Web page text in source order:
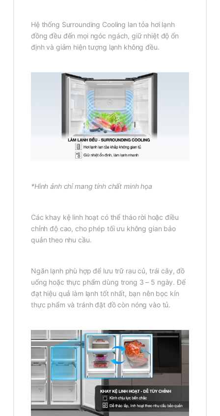
Hệ thống Surrounding Cooling lan tỏa hơi lạnh
đồng đều đến mọi ngóc ngách, giữ nhiệt độ ổn
định và giảm hiện tượng lạnh không đều.
*Hình ảnh chỉ mang tính chất minh họa
Các khay kệ linh hoạt có thể tháo rời hoặc điều
chỉnh độ cao, cho phép tối ưu không gian bảo
quản theo nhu cầu.
Ngăn lạnh phù hợp để lưu trữ rau củ, trái cây, đồ
uống hoặc thực phẩm dùng trong 3 – 5 ngày. Để
đạt hiệu quả làm lạnh tốt nhất, bạn nên bọc kín
thực phẩm và tránh đặt đồ còn nóng vào tủ.